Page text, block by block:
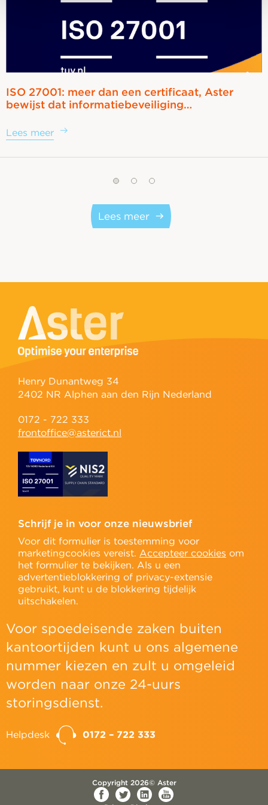
ISO 27001: meer dan een certificaat, Aster
bewijst dat informatiebeveiliging…
Lees meer
Lees meer
Henry Dunantweg 34
2402 NR Alphen aan den Rijn Nederland
0172 - 722 333
frontoffice@asterict.nl
Schrijf je in voor onze nieuwsbrief
Voor dit formulier is toestemming voor
marketingcookies vereist. Accepteer cookies om
het formulier te bekijken. Als u een
advertentieblokkering of privacy-extensie
gebruikt, kunt u de blokkering tijdelijk
uitschakelen.
Voor spoedeisende zaken buiten
kantoortijden kunt u ons algemene
nummer kiezen en zult u omgeleid
worden naar onze 24-uurs
storingsdienst.
Helpdesk 0172 – 722 333
Copyright 2026© Aster